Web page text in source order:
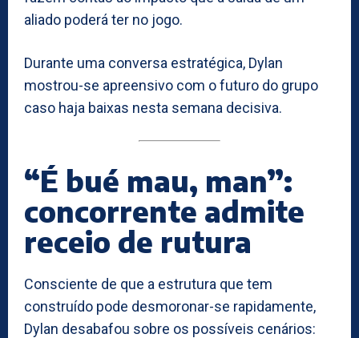
aliado poderá ter no jogo.
Durante uma conversa estratégica, Dylan
mostrou-se apreensivo com o futuro do grupo
caso haja baixas nesta semana decisiva.
“É bué mau, man”:
concorrente admite
receio de rutura
Consciente de que a estrutura que tem
construído pode desmoronar-se rapidamente,
Dylan desabafou sobre os possíveis cenários: